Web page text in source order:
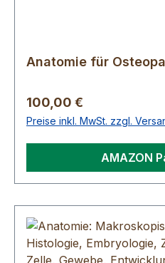
Anatomie für
Regulärer Preis:
100,00 €
Preise inkl. MwSt. zzgl.
AMAZON